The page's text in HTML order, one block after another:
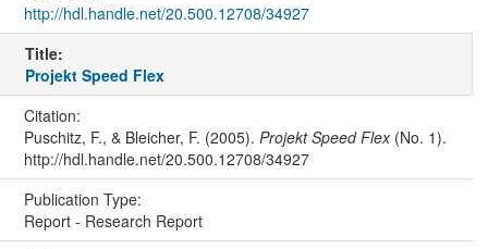
http://hdl.handle.net/20.500.12708/34927
Title:
Projekt Speed Flex
Citation:
Puschitz, F., & Bleicher, F. (2005). Projekt Speed Flex(No. 1).
http://hdl.handle.net/20.500.12708/34927
Publication Type:
Report - Research Report